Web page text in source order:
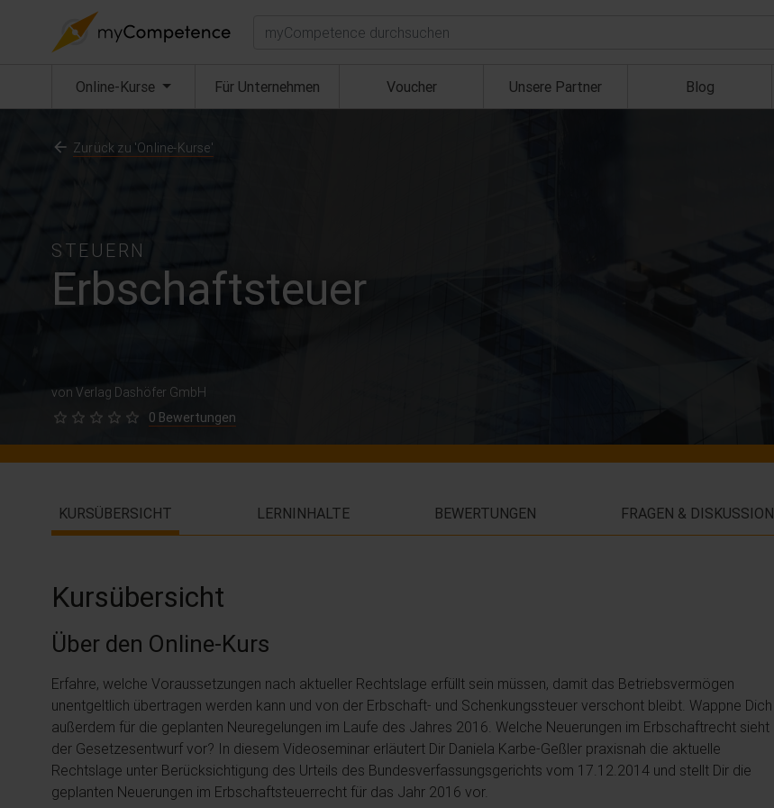
Suchen
Online-Kurse (aktuell) Für Unternehmen Voucher Unsere Partner Blog
STEUERN
Erbschaftsteuer
von Verlag Dashöfer GmbH
0 Bewertungen
Zurück zu 'Online-Kurse'
KURSÜBERSICHT LERNINHALTE BEWERTUNGEN FRAGEN & DISKUSSION
Kursübersicht
Über den Online-Kurs
Erfahre, welche Voraussetzungen nach aktueller Rechtslage erfüllt sein müssen, damit das Betriebsvermögen
unentgeltlich übertragen werden kann und von der Erbschaft- und Schenkungssteuer verschont bleibt. Wappne Dich
außerdem für die geplanten Neuregelungen im Laufe des Jahres 2016. Welche Neuerungen im Erbschaftrecht sieht
der Gesetzesentwurf vor? In diesem Videoseminar erläutert Dir Daniela Karbe-Geßler praxisnah die aktuelle
Rechtslage unter Berücksichtigung des Urteils des Bundesverfassungsgerichts vom 17.12.2014 und stellt Dir die
geplanten Neuerungen im Erbschaftsteuerrecht für das Jahr 2016 vor.